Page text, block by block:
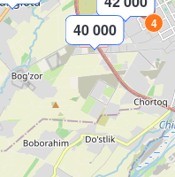
40 000 4
3